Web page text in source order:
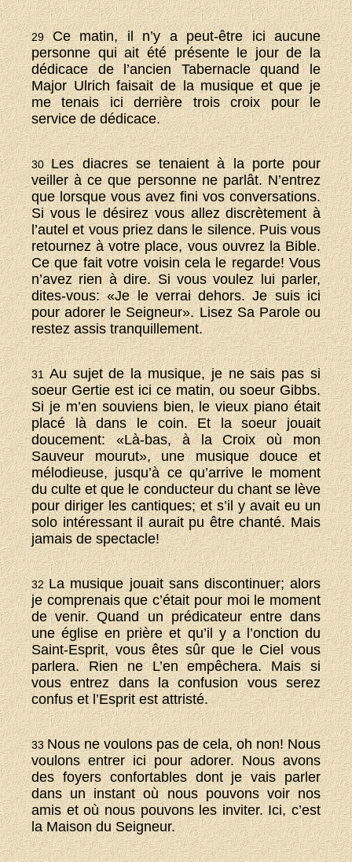
29Ce matin, il n’y a peut-être ici aucune
personne qui ait été présente le jour de la
dédicace de l’ancien Tabernacle quand le
Major Ulrich faisait de la musique et que je
me tenais ici derrière trois croix pour le
service de dédicace.
30Les diacres se tenaient à la porte pour
veiller à ce que personne ne parlât. N’entrez
que lorsque vous avez fini vos conversations.
Si vous le désirez vous allez discrètement à
l’autel et vous priez dans le silence. Puis vous
retournez à votre place, vous ouvrez la Bible.
Ce que fait votre voisin cela le regarde! Vous
n’avez rien à dire. Si vous voulez lui parler,
dites-vous: «Je le verrai dehors. Je suis ici
pour adorer le Seigneur». Lisez Sa Parole ou
restez assis tranquillement.
31 Au sujet de la musique, je ne sais pas si
soeur Gertie est ici ce matin, ou soeur Gibbs.
Si je m’en souviens bien, le vieux piano était
placé là dans le coin. Et la soeur jouait
doucement: «Là-bas, à la Croix où mon
Sauveur mourut», une musique douce et
mélodieuse, jusqu’à ce qu’arrive le moment
du culte et que le conducteur du chant se lève
pour diriger les cantiques; et s’il y avait eu un
solo intéressant il aurait pu être chanté. Mais
jamais de spectacle!
32La musique jouait sans discontinuer; alors
je comprenais que c’était pour moi le moment
de venir. Quand un prédicateur entre dans
une église en prière et qu’il y a l’onction du
Saint-Esprit, vous êtes sûr que le Ciel vous
parlera. Rien ne L’en empêchera. Mais si
vous entrez dans la confusion vous serez
confus et l’Esprit est attristé.
33Nous ne voulons pas de cela, oh non! Nous
voulons entrer ici pour adorer. Nous avons
des foyers confortables dont je vais parler
dans un instant où nous pouvons voir nos
amis et où nous pouvons les inviter. Ici, c’est
la Maison du Seigneur.